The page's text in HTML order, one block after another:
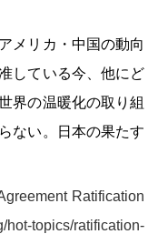
メリカ・中国の動向
している今、他にど
界の温暖化の取り組
ない。日本の果たす
Ratification
topics/ratification-